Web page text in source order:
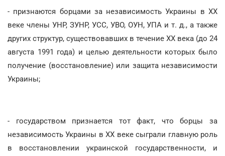
- признаются борцами за независимость Украины в XX
веке члены УНР, ЗУНР, УСС, УВО, ОУН, УПА и т. д., а также
других структур, существовавших в течение XX века (до 24
августа 1991 года) и целью деятельности которых было
получение (восстановление) или защита независимости
Украины;
- государством признается тот факт, что борцы за
независимость Украины в ХХ веке сыграли главную роль
в восстановлении украинской государственности, и